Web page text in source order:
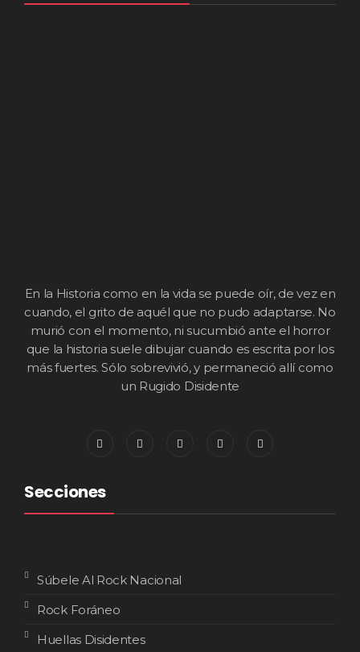
En la Historia como en la vida se puede oír, de vez en
cuando, el grito de aquél que no pudo adaptarse. No
murió con el momento, ni sucumbió ante el horror
que la historia suele dibujar cuando es escrita por los
más fuertes. Sólo sobrevivió, y permaneció allí como
un Rugido Disidente
Secciones
Súbele Al Rock Nacional
Rock Foráneo
Huellas Disidentes